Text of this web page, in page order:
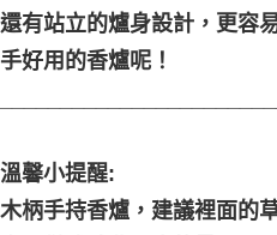
還有站立的爐身設計，更容
手好用的香爐呢！
溫馨小提醒:
木柄手持香爐，建議裡面的